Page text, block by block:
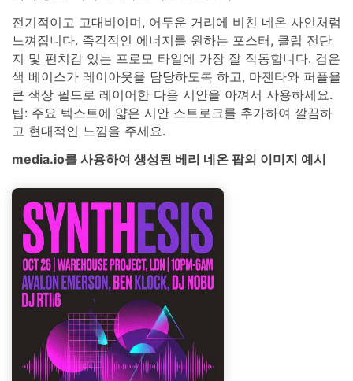
전기적이고 고대비이며, 어두운 거리에 비친 네온 사인처럼
느껴집니다. 즉각적인 에너지를 원하는 포스터, 클럽 전단
지 및 펀치감 있는 프로모 타일에 가장 잘 작동합니다. 검은
색 베이스가 레이아웃을 담당하도록 하고, 마젠타와 퍼플을
큰 색상 필드로 레이어한 다음 시안을 아껴서 사용하세요.
팁: 주요 텍스트에 얇은 시안 스트로크를 추가하여 깔끔하
고 현대적인 느낌을 주세요.
media.io를 사용하여 생성된 베리 네온 팝의 이미지 예시